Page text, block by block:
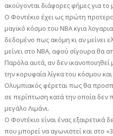
ακούγονται διάφορες φήμες για το
Ο Φοντέκιο έχει ως πρώτη
μαγικό κόσμο του ΝΒΑ κγια
δεδομένο πως ακόμη κι αν μείνει
μείνει στο NBA, αφού σίγουρα θα
Παρόλα αυτά, αν δεν ικανοποιηθεί
την κορυφαία λίγκα του κόσμου
Ολυμπιακός φέρεται πως θα
σε περίπτωση κατά την οποία δεν
μεγάλο Λιμάνι.
Ο Φοντέκιο είναι ένας εξαιρετικά
που μπορεί να αγωνιστεί και στο